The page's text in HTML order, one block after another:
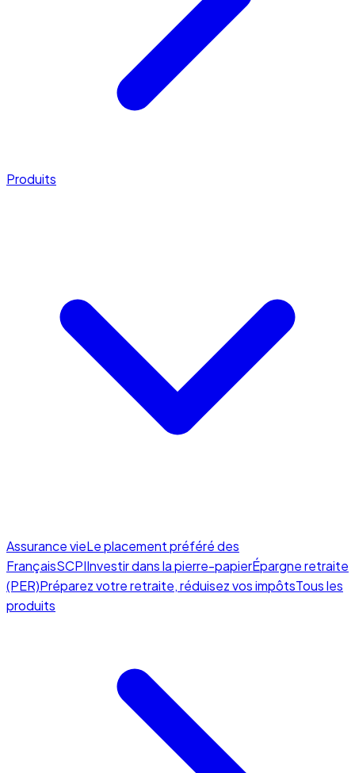
Produits
Assurance vieLe placement préféré des
FrançaisSCPIInvestir dans la pierre-papierÉpargne retraite
(PER)Préparez votre retraite, réduisez vos impôtsTous les
produits